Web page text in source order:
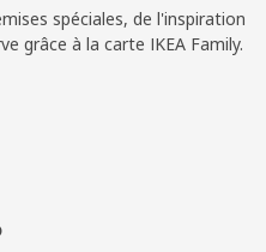
spéciales, de l'inspiration
grâce à la carte IKEA Family.